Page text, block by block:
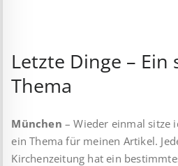
Letzte Dinge – Ein
Thema
München – Wieder einmal sitze
ein Thema für meinen Artikel.
Kirchenzeitung hat ein